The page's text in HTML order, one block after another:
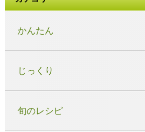
かんたん
じっくり
旬のレシピ